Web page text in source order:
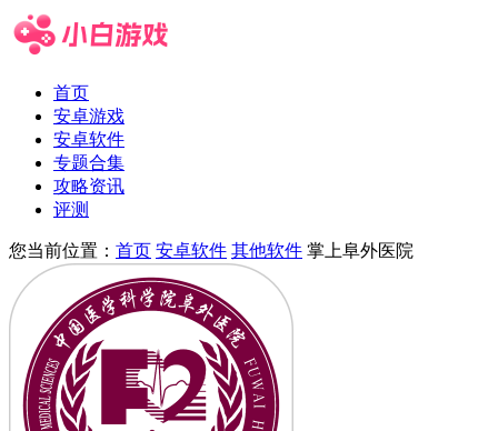
首页
安卓游戏
安卓软件
专题合集
攻略资讯
评测
您当前位置： 首页 安卓软件 其他软件 掌上阜外医院